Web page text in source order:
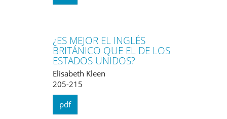
¿ES MEJOR EL INGLÉS
BRITÁNICO QUE EL DE LOS
ESTADOS UNIDOS?
Elisabeth Kleen
205-215
pdf